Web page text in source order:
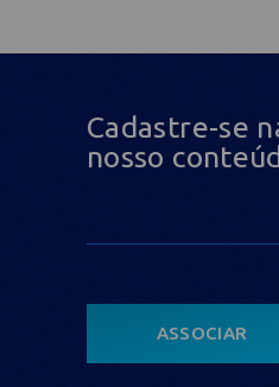
Cadastre-se
nosso
ASSOCIAR